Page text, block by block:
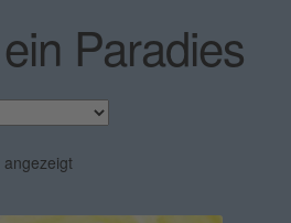
Paradies
Nach
sortiert